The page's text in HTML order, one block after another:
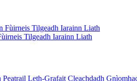
Tilgeadh Iarainn Liath